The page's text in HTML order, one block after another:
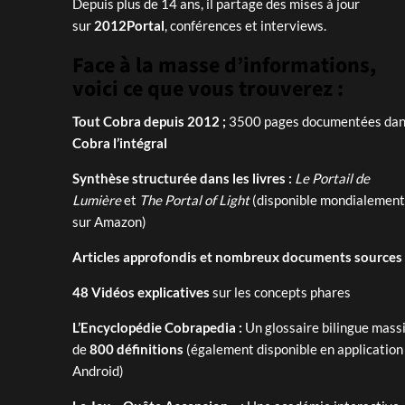
sur 2012Portal , conférences et interviews.
Face à la masse d’informations,
voici ce que vous trouverez :
Tout Cobra depuis 2012 ; 3500 pages documentées
Cobra l’intégral
Synthèse structurée dans les livres : Le Portail de
Lumièreet The Portal of Light(disponible mondialement
sur Amazon)
Articles approfondis et nombreux documents sources
48 Vidéos explicatives sur les concepts phares
L’Encyclopédie Cobrapedia : Un glossaire bilingue
de800 définitions (également disponible en application
Android)